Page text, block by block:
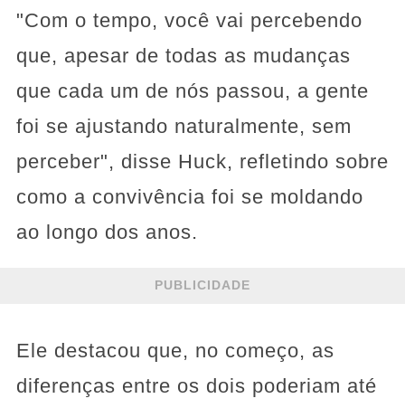
"Com o tempo, você vai percebendo
que, apesar de todas as mudanças
que cada um de nós passou, a gente
foi se ajustando naturalmente, sem
perceber", disse Huck, refletindo sobre
como a convivência foi se moldando
ao longo dos anos.
PUBLICIDADE
Ele destacou que, no começo, as
diferenças entre os dois poderiam até